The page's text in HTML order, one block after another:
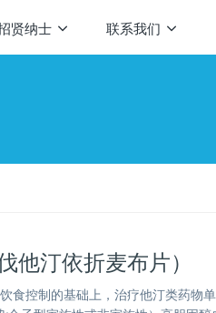
贤纳士 联系我们
汀依折麦布片）
食控制的基础上，治疗他汀类药物